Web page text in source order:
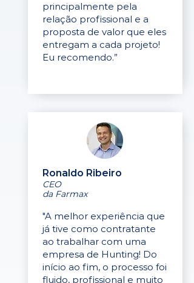
principalmente pela
relação profissional e a
proposta de valor que eles
entregam a cada projeto!
Eu recomendo.”
Ronaldo Ribeiro
CEO
da Farmax
"A melhor experiência que
já tive como contratante
ao trabalhar com uma
empresa de Hunting! Do
início ao fim, o processo foi
fluido, profissional e muito